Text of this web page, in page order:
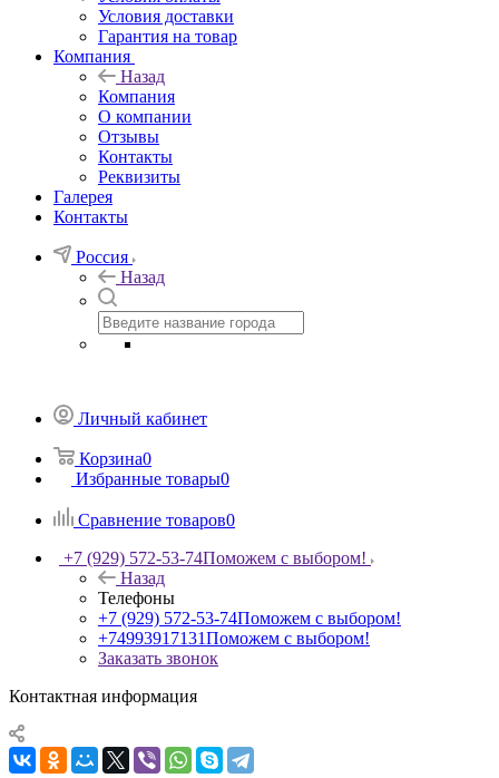
Условия доставки
Гарантия на товар
Компания
Назад
Компания
О компании
Отзывы
Контакты
Реквизиты
Галерея
Контакты
Россия
Назад
Личный кабинет
Корзина0
Избранные товары0
Сравнение товаров0
+7 (929) 572-53-74Поможем с выбором!
Назад
Телефоны
+7 (929) 572-53-74Поможем с выбором!
+74993917131Поможем с выбором!
Заказать звонок
Контактная информация